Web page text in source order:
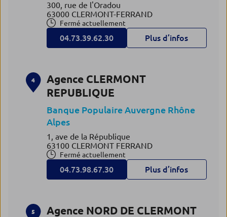
300, rue de l'Oradou
63000 CLERMONT-FERRAND
Fermé actuellement
04.73.39.62.30 Plus d’infos
4
Agence CLERMONT
REPUBLIQUE
Banque Populaire Auvergne Rhône
Alpes
1, ave de la République
63100 CLERMONT FERRAND
Fermé actuellement
04.73.98.67.30 Plus d’infos
5
Agence NORD DE CLERMONT